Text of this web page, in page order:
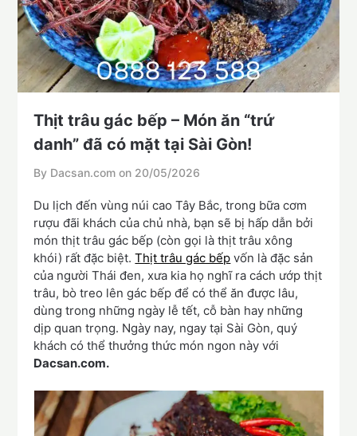
Thịt trâu gác bếp – Món ăn “trứ
danh” đã có mặt tại Sài Gòn!
By Dacsan.com on 20/05/2026
Du lịch đến vùng núi cao Tây Bắc, trong bữa cơm
rượu đãi khách của chủ nhà, bạn sẽ bị hấp dẫn bởi
món thịt trâu gác bếp (còn gọi là thịt trâu xông
khói) rất đặc biệt.Thịt trâu gác bếp vốn là đặc sản
của người Thái đen, xưa kia họ nghĩ ra cách ướp thịt
trâu, bò treo lên gác bếp để có thể ăn được lâu,
dùng trong những ngày lễ tết, cỗ bàn hay những
dịp quan trọng. Ngày nay, ngay tại Sài Gòn, quý
khách có thể thưởng thức món ngon này với
Dacsan.com.